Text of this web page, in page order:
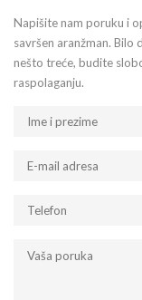
Napišite nam poruku i
savršen aranžman. Bilo
nešto treće, budite
raspolaganju.